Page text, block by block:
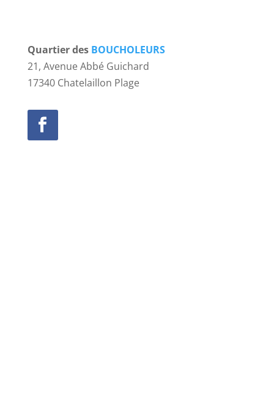
Quartier des BOUCHOLEURS
21, Avenue Abbé Guichard
17340 Chatelaillon Plage